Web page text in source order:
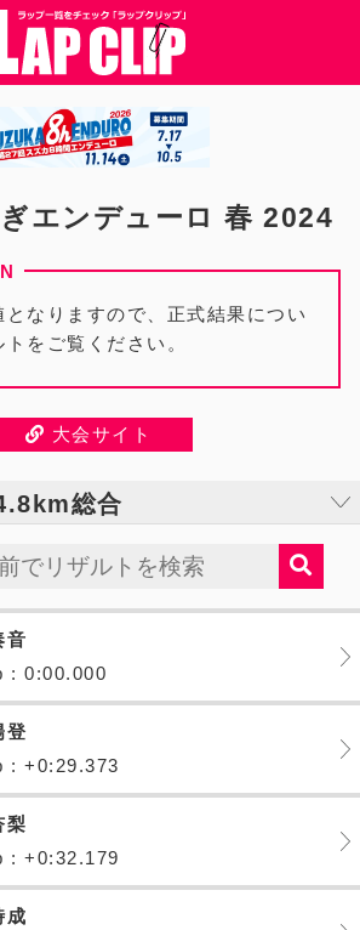
エンデューロ 春 2024
となりますので、正式結果につい
をご覧ください。
大会サイト
総合
音
: 0:00.000
登
: +0:29.373
梨
: +0:32.179
成